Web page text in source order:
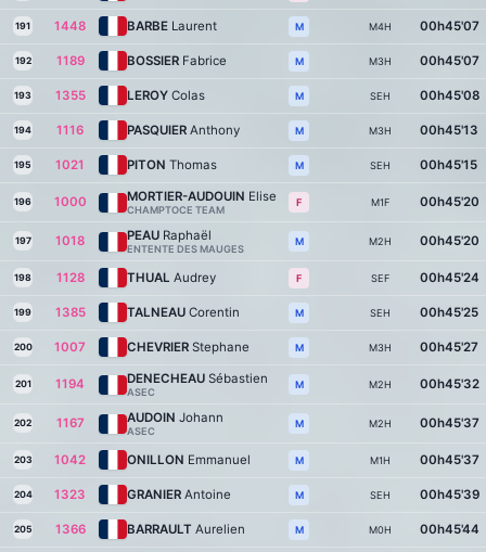
191 1448 BARBE Laurent M M4H 00h45'07
192 1189 BOSSIER Fabrice M M3H 00h45'07
193 1355 LEROY Colas M SEH 00h45'08
194 1116 PASQUIER Anthony M M3H 00h45'13
195 1021 PITON Thomas M SEH 00h45'15
196 1000 MORTIER-AUDOUIN Elise
CHAMPTOCE TEAM
F M1F 00h45'20
197 1018 PEAU Raphaël
ENTENTE DES MAUGES
M M2H 00h45'20
198 1128 THUAL Audrey F SEF 00h45'24
199 1385 TALNEAU Corentin M SEH 00h45'25
200 1007 CHEVRIER Stephane M M3H 00h45'27
201 1194 DENECHEAU Sébastien
ASEC
M M2H 00h45'32
202 1167 AUDOIN Johann
ASEC
M M2H 00h45'37
203 1042 ONILLON Emmanuel M M1H 00h45'37
204 1323 GRANIER Antoine M SEH 00h45'39
205 1366 BARRAULT Aurelien M M0H 00h45'44